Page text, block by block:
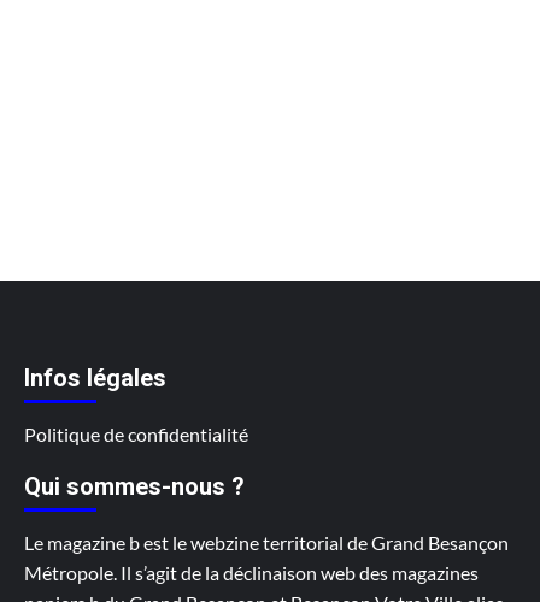
Infos légales
Politique de confidentialité
Qui sommes-nous ?
Le magazine b est le webzine territorial de Grand Besançon
Métropole. Il s’agit de la déclinaison web des magazines